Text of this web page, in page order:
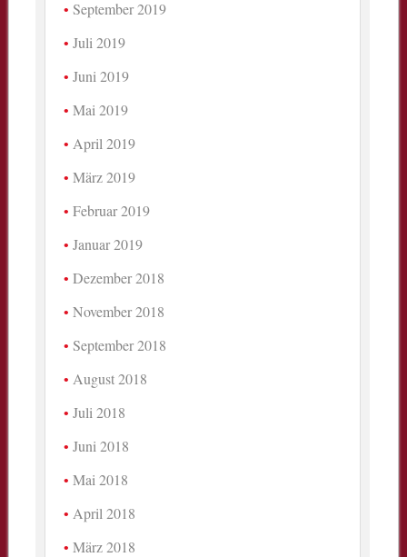
September 2019
Juli 2019
Juni 2019
Mai 2019
April 2019
März 2019
Februar 2019
Januar 2019
Dezember 2018
November 2018
September 2018
August 2018
Juli 2018
Juni 2018
Mai 2018
April 2018
März 2018